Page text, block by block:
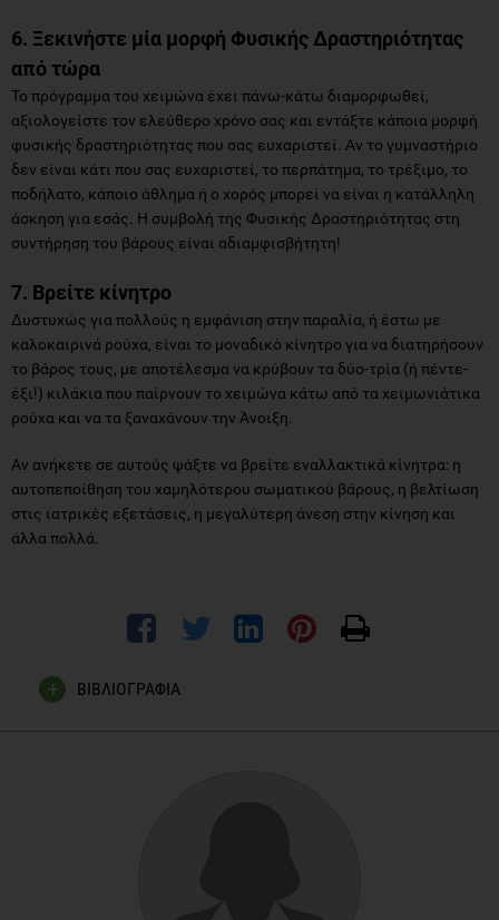
6. Ξεκινήστε μία μορφή Φυσικής Δραστηριότητας
από τώρα
Το πρόγραμμα του χειμώνα έχει πάνω-κάτω διαμορφωθεί,
αξιολογείστε τον ελεύθερο χρόνο σας και εντάξτε κάποια μορφή
φυσικής δραστηριότητας που σας ευχαριστεί. Αν το γυμναστήριο
δεν είναι κάτι που σας ευχαριστεί, το περπάτημα, το τρέξιμο, το
ποδήλατο, κάποιο άθλημα ή ο χορός μπορεί να είναι η κατάλληλη
άσκηση για εσάς. Η συμβολή της Φυσικής Δραστηριότητας στη
συντήρηση του βάρους είναι αδιαμφισβήτητη!
7. Βρείτε κίνητρο
Δυστυχώς για πολλούς η εμφάνιση στην παραλία, ή έστω με
καλοκαιρινά ρούχα, είναι το μοναδικό κίνητρο για να διατηρήσουν
το βάρος τους, με αποτέλεσμα να κρύβουν τα δύο-τρία (ή πέντε-
έξι!) κιλάκια που παίρνουν το χειμώνα κάτω από τα χειμωνιάτικα
ρούχα και να τα ξαναχάνουν την Άνοιξη.
Αν ανήκετε σε αυτούς ψάξτε να βρείτε εναλλακτικά κίνητρα: η
αυτοπεποίθηση του χαμηλότερου σωματικού βάρους, η βελτίωση
στις ιατρικές εξετάσεις, η μεγαλύτερη άνεση στην κίνηση και
άλλα πολλά.
ΒΙΒΛΙΟΓΡΑΦΙΑ